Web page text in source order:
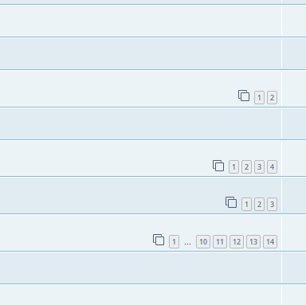
1 2
1 2 3 4
1 2 3
1 … 10 11 12 13 14